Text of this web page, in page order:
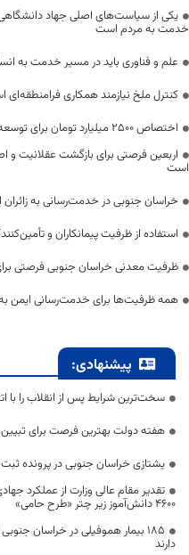
یکی از سیاست‌های اصلی جهاد
خدمت به مردم است
علم و فناوری باید در مسیر خدمت به
کنترل ملخ نیازمند همکاری
اختصاص 2500 میلیارد تومان برای توسعه راه‌های دوبانده خراسان جنوبی
اربعین فرصتی برای بازگشت عقلانیت
است
خراسان جنوبی در خدمت‌رسانی به
استفاده از ظرفیت پیمانکاران و
ظرفیت معدنی خراسان جنوبی فرصتی
همه ظرفیت‌ها برای خدمت‌رسانی ایمن
پیشنهادی:
سخت‌ترین شرایط پس از انقلاب را
هفته دولت بهترین فرصت برای
یشتازی خراسان جنوبی در پرونده
تقدیر مقام عالی وزارت از عملکرد
۴۶۰۰ دانش‌آموز زیر چتر «طرح حامی»
۱۸۵ بیمار هموفیلی در خراسان
دارند